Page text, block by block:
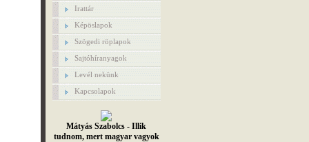
Irattár
Képöslapok
Szögedi röplapok
Sajtóhíranyagok
Levél nekünk
Kapcsolapok
Mátyás Szabolcs - Illik
tudnom, mert magyar vagyok